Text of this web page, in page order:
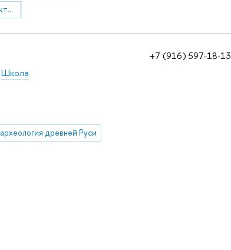
историческая конфликтология
+7 (916) 597-18-13
Школа
археология древней Руси